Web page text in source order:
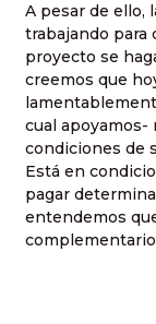
A pesar de ello,
trabajando para
proyecto se
creemos que
cual apoyamos-
condiciones de
Está en
pagar
entendemos